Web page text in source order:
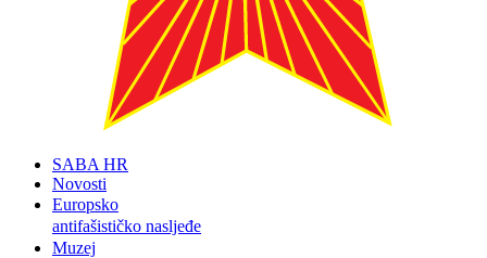
SABA HR
Novosti
Europsko
antifašističko nasljeđe
Muzej